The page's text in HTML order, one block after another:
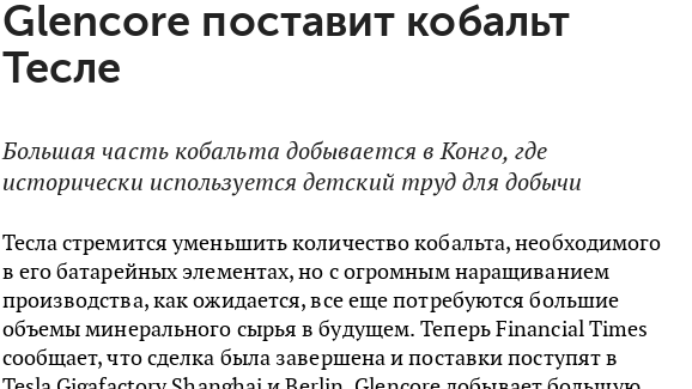
Glencore поставит кобальт
Тесле
Большая часть кобальта добывается в Конго, где
исторически используется детский труд для добычи
Тесла стремится уменьшить количество кобальта, необходимого
в его батарейных элементах, но с огромным наращиванием
производства, как ожидается, все еще потребуются большие
объемы минерального сырья в будущем. Теперь Financial Times
сообщает, что сделка была завершена и поставки поступят в